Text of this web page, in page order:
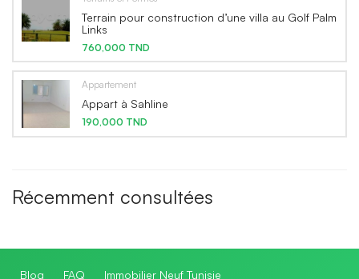
Terrain pour construction d’une villa au Golf Palm
Links
760,000 TND
Appartement
Appart à Sahline
190,000 TND
Récemment consultées
Blog FAQ Immobilier Neuf Tunisie